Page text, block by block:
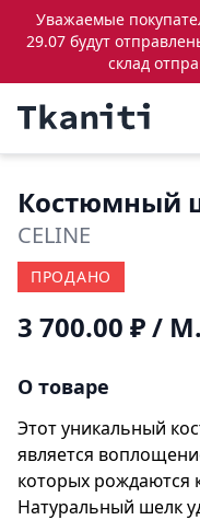
Уважаемые
29.07 будут
склад
Костюмный
CELINE
ПРОДАНО
3 700.00 ₽/ М.
О товаре
Этот уникальный
является
которых
Натуральный шелк